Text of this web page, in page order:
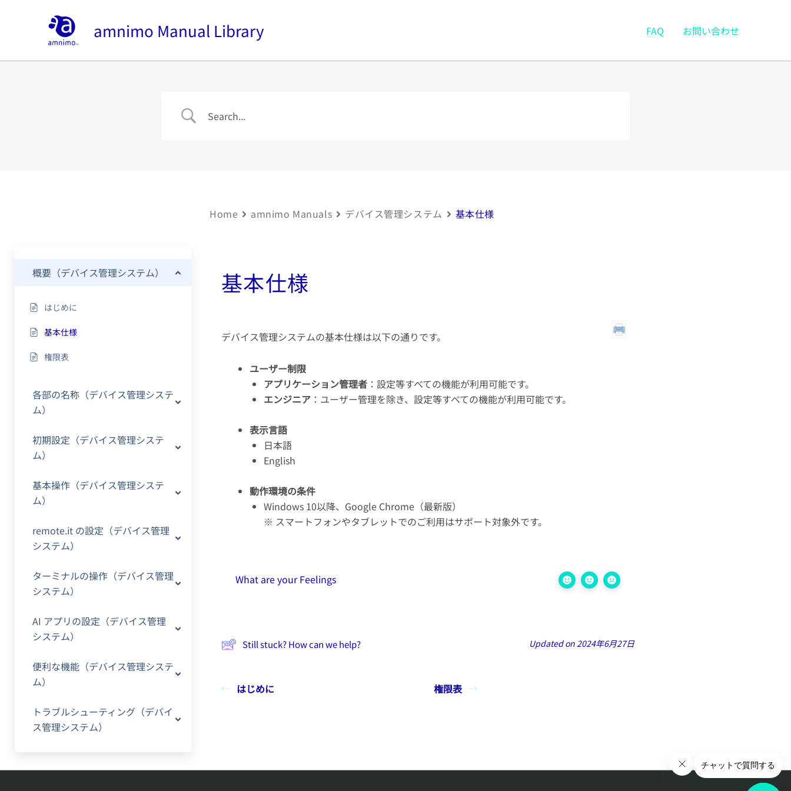
amnimo Manual Library FAQ お問い合わせ
概要（デバイス管理システム）
はじめに
基本仕様
権限表
各部の名称（デバイス管理システ
ム）
初期設定（デバイス管理システ
ム）
基本操作（デバイス管理システ
ム）
remote.it の設定（デバイス管理
システム）
ターミナルの操作（デバイス管理
システム）
AI アプリの設定（デバイス管理
システム）
便利な機能（デバイス管理システ
ム）
トラブルシューティング（デバイ
ス管理システム）
Home amnimo Manuals デバイス管理システム 基本仕様
基本仕様
デバイス管理システムの基本仕様は以下の通りです。
ユーザー制限
アプリケーション管理者：設定等すべての機能が利用可能です。
エンジニア：ユーザー管理を除き、設定等すべての機能が利用可能です。
表示言語
日本語
English
動作環境の条件
Windows 10以降、Google Chrome（最新版）
※ スマートフォンやタブレットでのご利用はサポート対象外です。
What are your Feelings
Still stuck? How can we help? Updated on 2024年6月27日
はじめに 権限表